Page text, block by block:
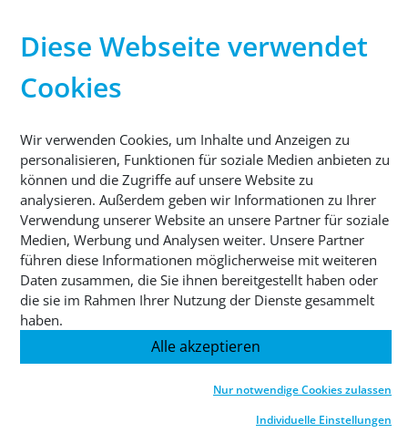
Diese Webseite verwendet
Cookies
Wir verwenden Cookies, um Inhalte und Anzeigen zu
personalisieren, Funktionen für soziale Medien anbieten zu
können und die Zugriffe auf unsere Website zu
analysieren. Außerdem geben wir Informationen zu Ihrer
Verwendung unserer Website an unsere Partner für soziale
Medien, Werbung und Analysen weiter. Unsere Partner
führen diese Informationen möglicherweise mit weiteren
Daten zusammen, die Sie ihnen bereitgestellt haben oder
die sie im Rahmen Ihrer Nutzung der Dienste gesammelt
haben.
Alle akzeptieren
Nur notwendige Cookies zulassen
Individuelle Einstellungen
HAUPTSITZ
RecyclingTechnik GmbH
Paffrather Str. 102-116
Deutschland
TELEFON
+49 2202 2005 01
© 2026 Sutco RecyclingTechnik GmbH